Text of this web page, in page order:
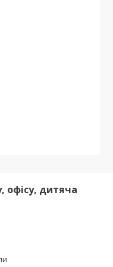
офісу, дитяча